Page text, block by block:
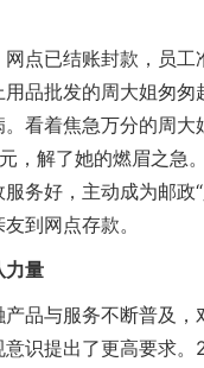
已结账封款，员工
品批发的周大姐匆匆
看着焦急万分的周大
，解了她的燃眉之急
务好，主动成为邮政“
到网点存款。
力量
与服务不断普及，
识提出了更高要求。